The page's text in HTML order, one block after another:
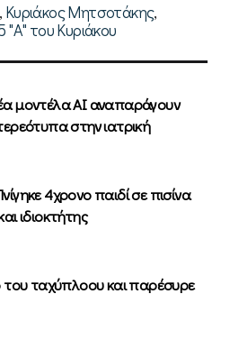
, Κυριάκος Μητσοτάκης,
"Α" του Κυριάκου
μοντέλα ΑΙ αναπαράγουν
στην ιατρική
4χρονο παιδί σε πισίνα
ιδιοκτήτης
του ταχύπλοου και παρέσυρε